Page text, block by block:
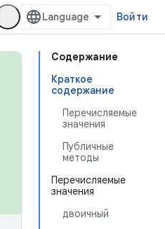
Войти
Содержание
Краткое
содержание
Перечисляемые
значения
Публичные
методы
Перечисляемые
значения
двоичный